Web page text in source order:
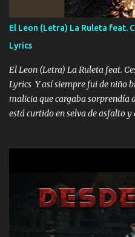
cualquier problema no más es
FALTA UN HERMANO DE
HOMBRE VALIENTE POR
VIO POR LA FAMILIA PARA QUE
los HERMANOS un cerebro
El Leon (Letra) La Ruleta feat.
Lyrics
El Leon (Letra) La Ruleta feat.
Lyrics Y así siempre fui de niño
malicia que cargaba sorprendía
está curtido en selva de asfalto y
pa más pues hay charola les
otra Música Surcando bien mi
los lados aquel que no corre
Ya pasé varias hazañas ya
de este León los estatales no sé